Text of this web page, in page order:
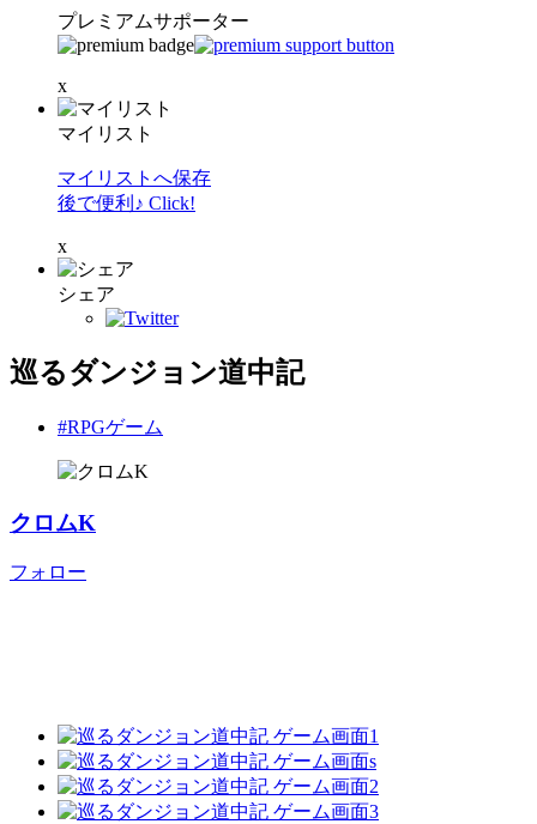
プレミアムサポーター
x
マイリスト
マイリストへ保存
後で便利♪ Click!
x
シェア
巡るダンジョン道中記
#RPGゲーム
クロムK
フォロー